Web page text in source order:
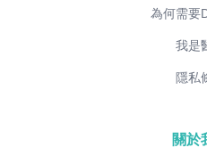
為何需要
我是
隱私
關於